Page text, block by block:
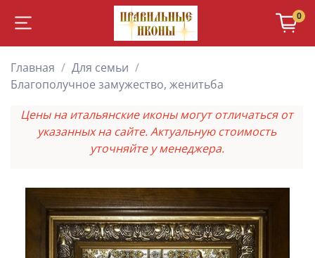
0
Главная
Для семьи
Благополучное замужество, женитьба
Цены на итальянские иконы могут отличаться от
указанных на сайте. Актуальную стоимость
уточняйте у менеджера.